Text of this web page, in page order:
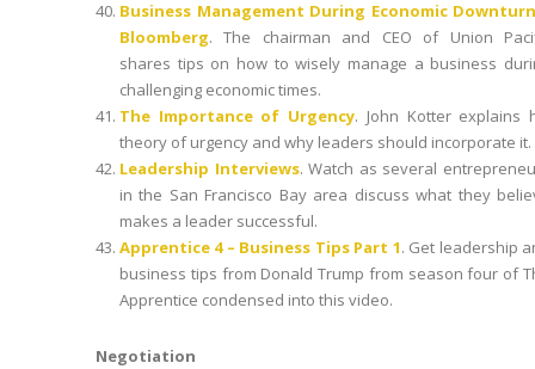
Business Management During Economic
Bloomberg. The chairman and CEO of Union
shares tips on how to wisely manage a business
challenging economic times.
The Importance of Urgency. John Kotter explains
theory of urgency and why leaders should incorporate it.
Leadership Interviews. Watch as several
in the San Francisco Bay area discuss what they
makes a leader successful.
Apprentice 4 – Business Tips Part 1. Get leadership
business tips from Donald Trump from season four of
Apprentice condensed into this video.
Negotiation